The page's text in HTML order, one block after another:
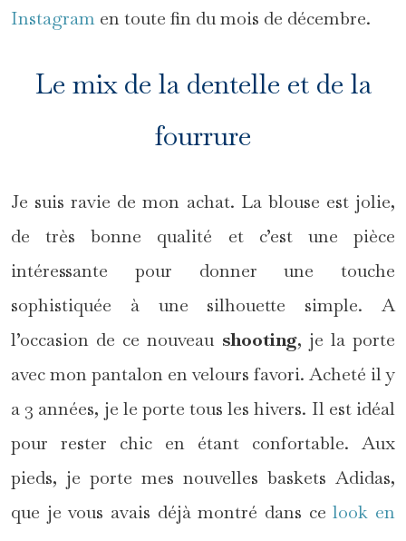
Instagram en toute fin du mois de décembre.
Le mix de la dentelle et de la
fourrure
Je suis ravie de mon achat. La blouse est jolie,
de très bonne qualité et c’est une pièce
intéressante pour donner une touche
sophistiquée à une silhouette simple. A
l’occasion de ce nouveau shooting, je la porte
avec mon pantalon en velours favori. Acheté il y
a 3 années, je le porte tous les hivers. Il est idéal
pour rester chic en étant confortable. Aux
pieds, je porte mes nouvelles baskets Adidas,
que je vous avais déjà montré dans celook en